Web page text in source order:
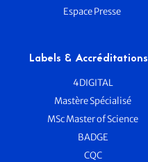
Espace Presse
Labels & Accréditations
4DIGITAL
Mastère Spécialisé
MSc Master of Science
BADGE
CQC